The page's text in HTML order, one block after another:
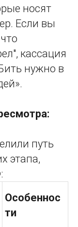
носят
Если вы
кассация
нужно в
путь
этапа,
Особеннос
ти